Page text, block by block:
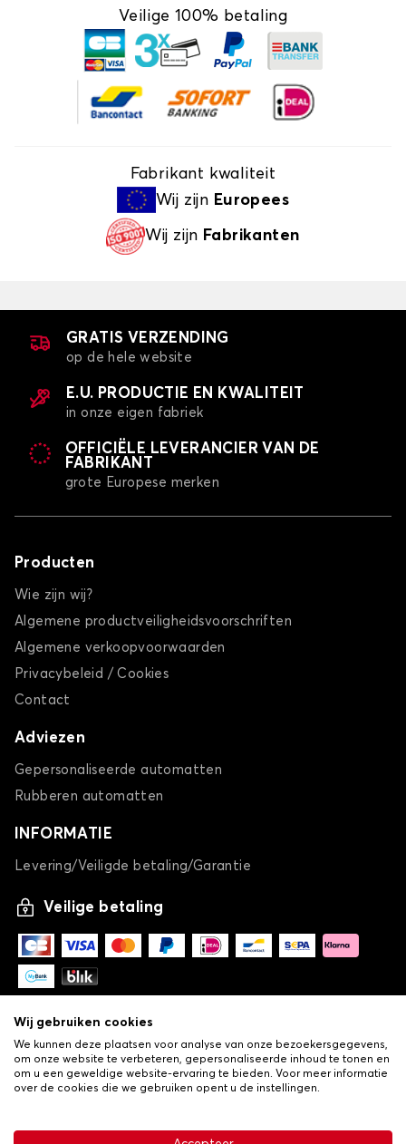
Veilige 100% betaling
Fabrikant kwaliteit
Wij zijn Europees
Wij zijn Fabrikanten
GRATIS VERZENDING
op de hele website
E.U. PRODUCTIE EN KWALITEIT
in onze eigen fabriek
OFFICIËLE LEVERANCIER VAN DE
FABRIKANT
grote Europese merken
Producten
Wie zijn wij?
Algemene productveiligheidsvoorschriften
Algemene verkoopvoorwaarden
Privacybeleid / Cookies
Contact
Adviezen
Gepersonaliseerde automatten
Rubberen automatten
INFORMATIE
Levering/Veiligde betaling/Garantie
Veilige betaling
Algemene verkoopvoorwaarden•Privacy- en cookiebeleid
Wij gebruiken cookies
We kunnen deze plaatsen voor analyse van onze bezoekersgegevens,
om onze website te verbeteren, gepersonaliseerde inhoud te tonen en
om u een geweldige website-ervaring te bieden. Voor meer informatie
over de cookies die we gebruiken opent u de instellingen.